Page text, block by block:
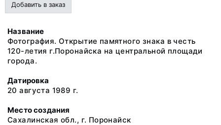
Добавить в заказ
Название
Фотография. Открытие памятного знака в честь
120-летия г.Поронайска на центральной площади
города.
Датировка
20 августа 1989 г.
Место создания
Сахалинская обл., г. Поронайск